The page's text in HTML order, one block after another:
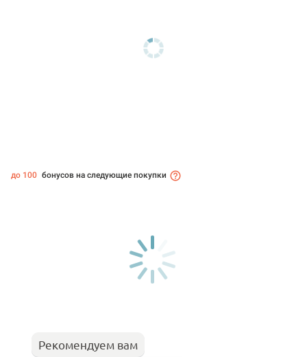
до 100 бонусов на следующие покупки
Рекомендуем вам